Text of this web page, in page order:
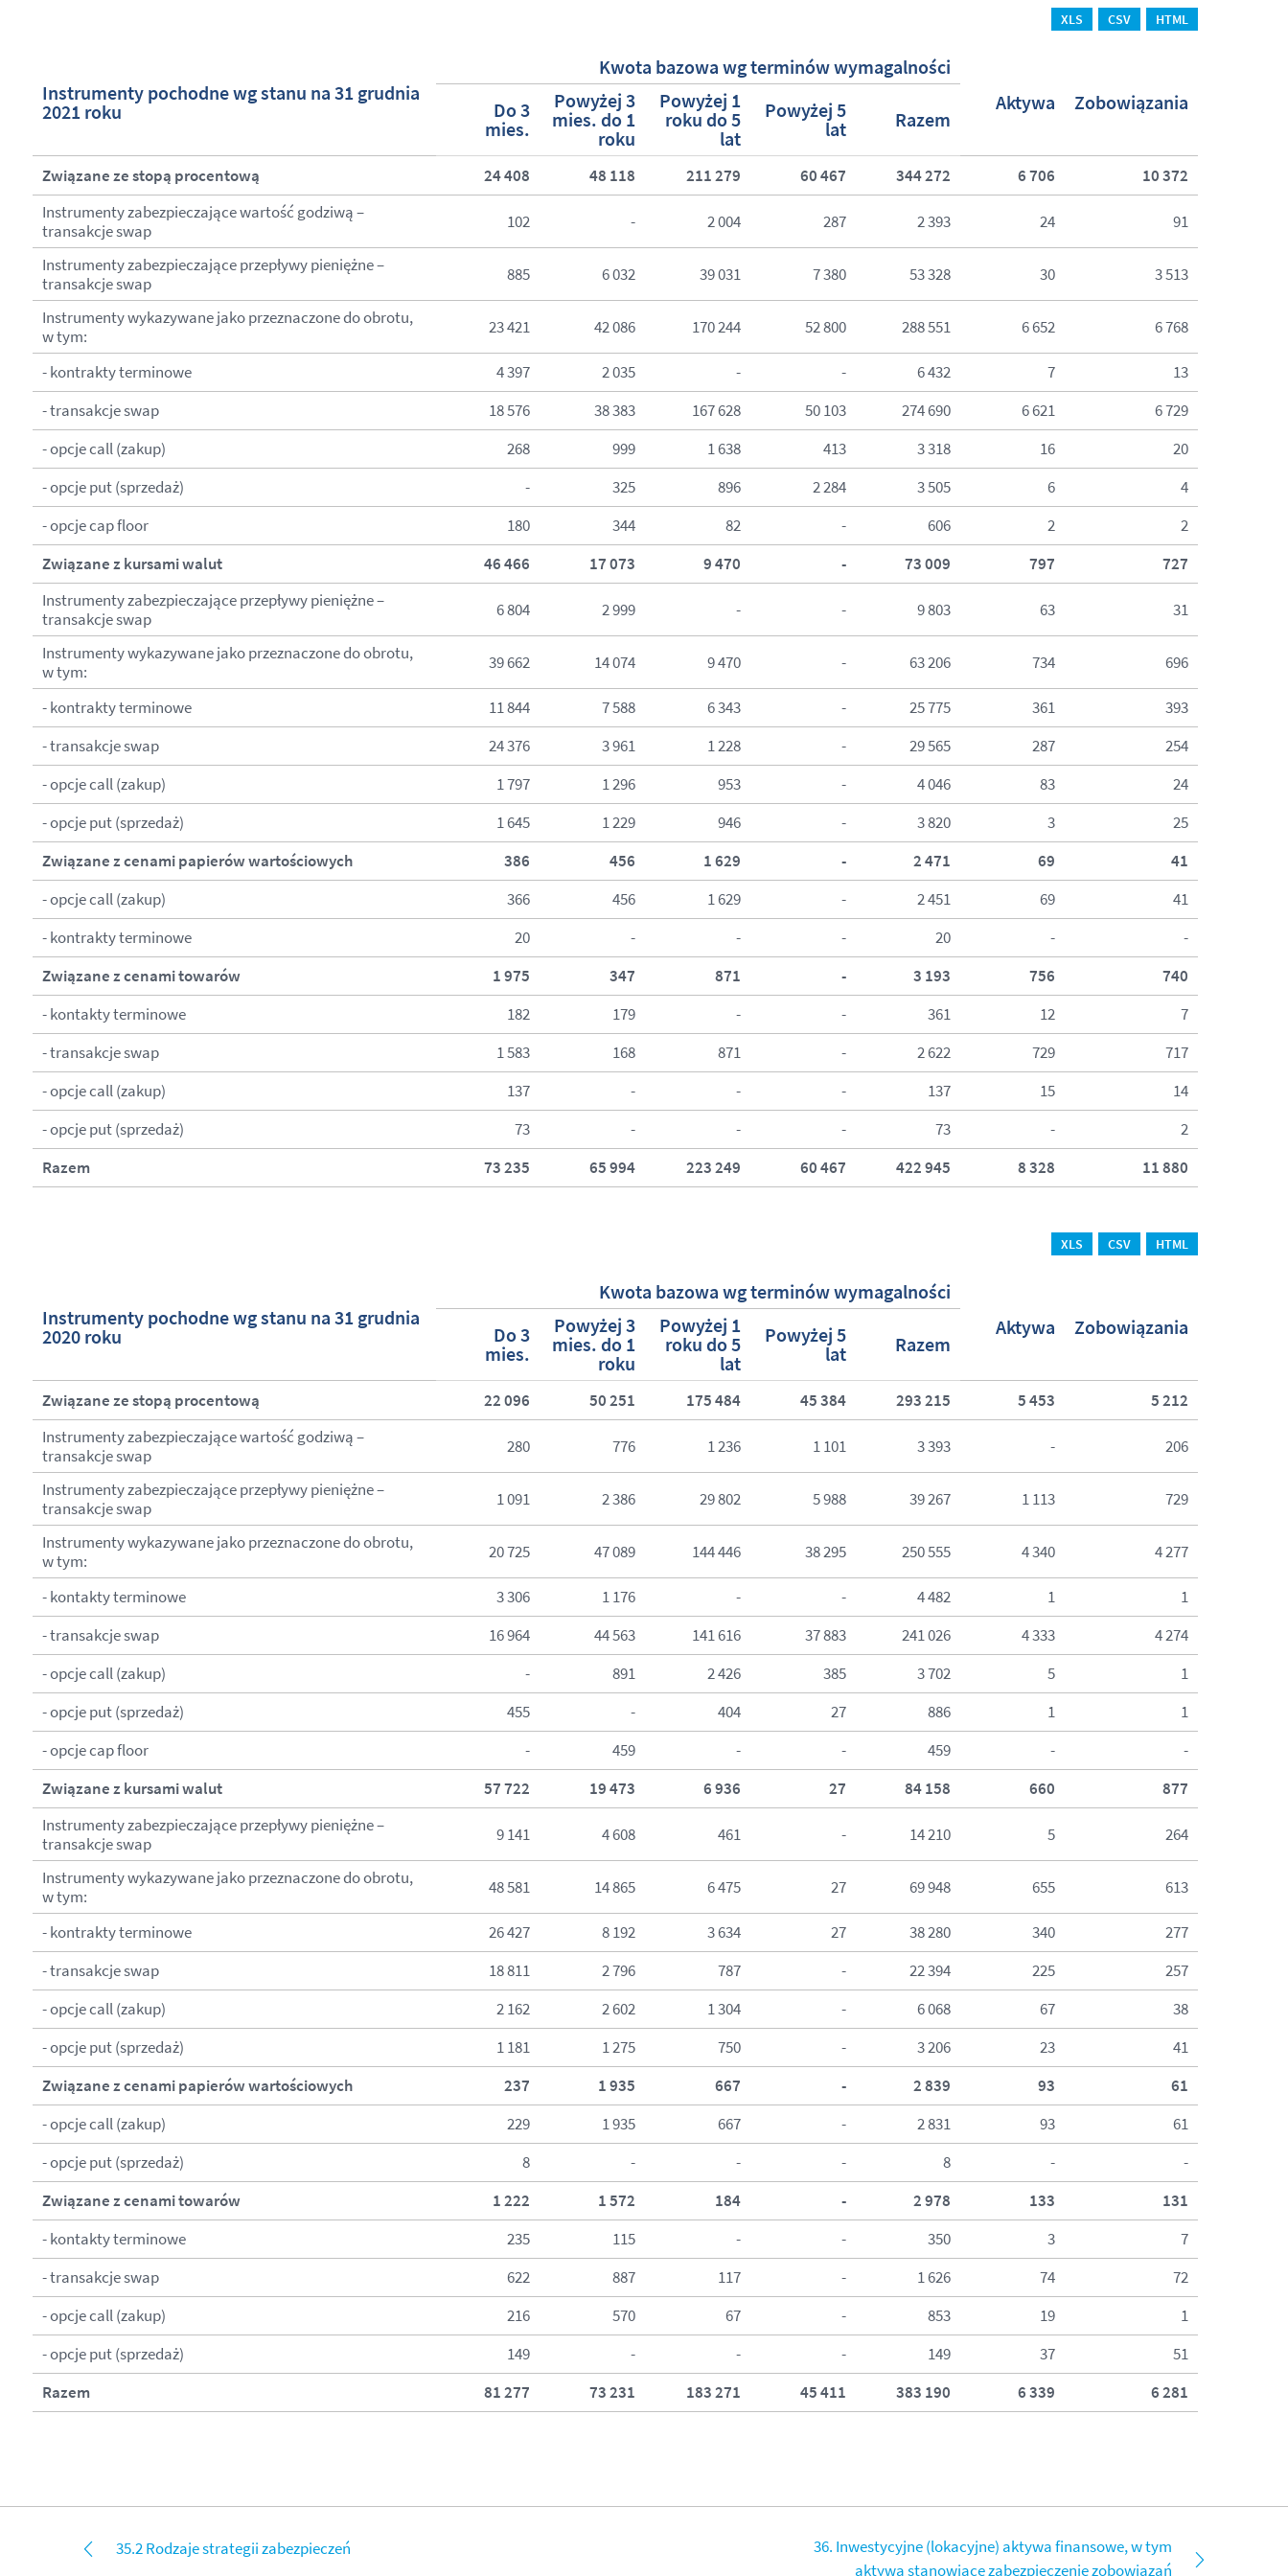
XLS CSV HTML
Instrumenty pochodne wg stanu na 31 grudnia
2021 roku
Kwota bazowa wg terminów wymagalności
Aktywa
Zobowiązania
Do 3
mies.
Powyżej 3
mies. do 1
roku
Powyżej 1
roku do 5
lat
Powyżej 5
lat Razem
Związane ze stopą procentową 24 408 48 118 211 279 60 467 344 272 6 706
10 372
Instrumenty zabezpieczające wartość godziwą –
transakcje swap
102 - 2 004 287 2 393 24 91
Instrumenty zabezpieczające przepływy pieniężne –
transakcje swap
885 6 032 39 031 7 380 53 328 30 3 513
Instrumenty wykazywane jako przeznaczone do obrotu,
w tym:
23 421 42 086 170 244 52 800 288 551 6 652 6 768
- kontrakty terminowe 4 397 2 035 - - 6 432 7
13
- transakcje swap
18 576 38 383 167 628 50 103 274 690 6 621
6 729
- opcje call (zakup)
268 999 1 638 413 3 318 16
20
- opcje put (sprzedaż)
- 325 896 2 284 3 505 6
4
- opcje cap floor
180 344 82 - 606 2
2
Związane z kursami walut
46 466 17 073 9 470 - 73 009 797
727
Instrumenty zabezpieczające przepływy pieniężne –
transakcje swap
6 804 2 999 - - 9 803 63 31
Instrumenty wykazywane jako przeznaczone do obrotu,
w tym:
39 662 14 074 9 470 - 63 206 734 696
- kontrakty terminowe 11 844 7 588 6 343 - 25 775 361
393
- transakcje swap
24 376 3 961 1 228 - 29 565 287
254
- opcje call (zakup)
1 797 1 296 953 - 4 046 83
24
- opcje put (sprzedaż)
1 645 1 229 946 - 3 820 3
25
Związane z cenami papierów wartościowych
386 456 1 629 - 2 471 69
41
- opcje call (zakup)
366 456 1 629 - 2 451 69
41
- kontrakty terminowe
20 - - - 20 -
-
Związane z cenami towarów
1 975 347 871 - 3 193 756
740
- kontakty terminowe
182 179 - - 361 12
7
- transakcje swap
1 583 168 871 - 2 622 729
717
- opcje call (zakup)
137 - - - 137 15
14
- opcje put (sprzedaż)
73 - - - 73 -
2
Razem
73 235 65 994 223 249 60 467 422 945 8 328 11 880
XLS CSV HTML
Instrumenty pochodne wg stanu na 31 grudnia
2020 roku
Kwota bazowa wg terminów wymagalności
Aktywa
Zobowiązania
Do 3
mies.
Powyżej 3
mies. do 1
roku
Powyżej 1
roku do 5
lat
Powyżej 5
lat Razem
Związane ze stopą procentową 22 096 50 251 175 484 45 384 293 215 5 453
5 212
Instrumenty zabezpieczające wartość godziwą –
transakcje swap
280 776 1 236 1 101 3 393 - 206
Instrumenty zabezpieczające przepływy pieniężne –
transakcje swap
1 091 2 386 29 802 5 988 39 267 1 113 729
Instrumenty wykazywane jako przeznaczone do obrotu,
w tym:
20 725 47 089 144 446 38 295 250 555 4 340 4 277
- kontakty terminowe 3 306 1 176 - - 4 482 1
1
- transakcje swap
16 964 44 563 141 616 37 883 241 026 4 333
4 274
- opcje call (zakup)
- 891 2 426 385 3 702 5
1
- opcje put (sprzedaż)
455 - 404 27 886 1
1
- opcje cap floor
- 459 - - 459 -
-
Związane z kursami walut
57 722 19 473 6 936 27 84 158 660
877
Instrumenty zabezpieczające przepływy pieniężne –
transakcje swap
9 141 4 608 461 - 14 210 5 264
Instrumenty wykazywane jako przeznaczone do obrotu,
w tym:
48 581 14 865 6 475 27 69 948 655 613
- kontrakty terminowe 26 427 8 192 3 634 27 38 280 340
277
- transakcje swap
18 811 2 796 787 - 22 394 225
257
- opcje call (zakup)
2 162 2 602 1 304 - 6 068 67
38
- opcje put (sprzedaż)
1 181 1 275 750 - 3 206 23
41
Związane z cenami papierów wartościowych
237 1 935 667 - 2 839 93
61
- opcje call (zakup)
229 1 935 667 - 2 831 93
61
- opcje put (sprzedaż)
8 - - - 8 -
-
Związane z cenami towarów
1 222 1 572 184 - 2 978 133
131
- kontakty terminowe
235 115 - - 350 3
7
- transakcje swap
622 887 117 - 1 626 74
72
- opcje call (zakup)
216 570 67 - 853 19
1
- opcje put (sprzedaż)
149 - - - 149 37
51
Razem
81 277 73 231 183 271 45 411 383 190 6 339 6 281
35.2 Rodzaje strategii zabezpieczeń
36. Inwestycyjne (lokacyjne) aktywa finansowe, w tym
aktywa stanowiące zabezpieczenie zobowiązań